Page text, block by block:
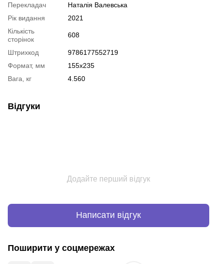
Перекладач
Наталія Валевська
Рік видання
2021
Кількість
сторінок
608
Штрихкод
9786177552719
Формат, мм
155х235
Вага, кг
4.560
Відгуки
Додайте перший відгук
Написати відгук
Поширити у соцмережах